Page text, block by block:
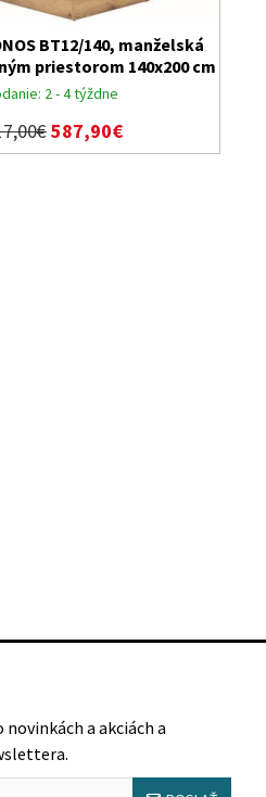
2 - 4 týždne
BT12/140, manželská
priestorom 140x200 cm
587,90€
a akciách a